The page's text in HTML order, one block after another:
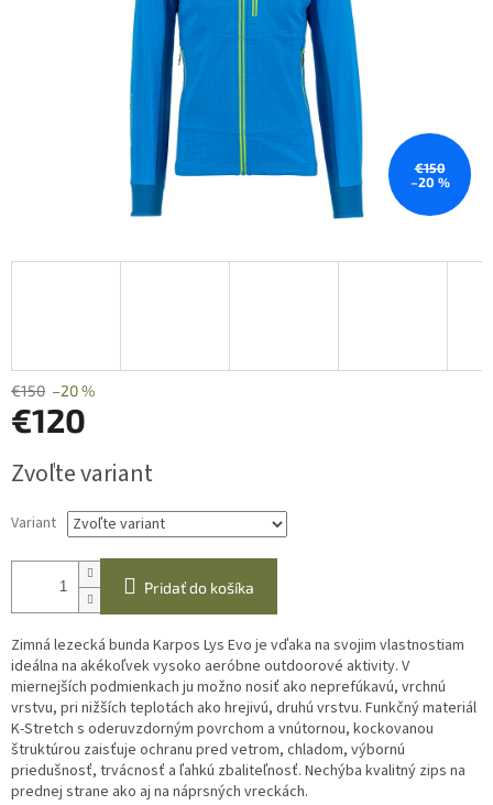
€150
–20 %
€150 –20 %
€120
cena:
Zvoľte variant
Variant
Pridať do košíka
Zimná lezecká bunda Karpos Lys Evo je vďaka na svojim vlastnostiam
ideálna na akékoľvek vysoko aeróbne outdoorové aktivity. V
miernejších podmienkach ju možno nosiť ako neprefúkavú, vrchnú
vrstvu, pri nižších teplotách ako hrejivú, druhú vrstvu. Funkčný materiál
K-Stretch s oderuvzdorným povrchom a vnútornou, kockovanou
štruktúrou zaisťuje ochranu pred vetrom, chladom, výbornú
priedušnosť, trvácnosť a ľahkú zbaliteľnosť. Nechýba kvalitný zips na
prednej strane ako aj na náprsných vreckách.